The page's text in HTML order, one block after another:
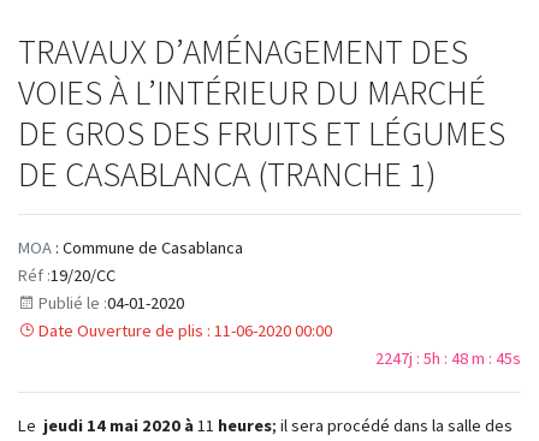
TRAVAUX D’AMÉNAGEMENT DES
VOIES À L’INTÉRIEUR DU MARCHÉ
DE GROS DES FRUITS ET LÉGUMES
DE CASABLANCA (TRANCHE 1)
MOA : Commune de Casablanca
Réf :19/20/CC
Publié le :04-01-2020
Date Ouverture de plis : 11-06-2020 00:00
2247j : 5h : 48 m : 44s
Le jeudi 14 mai 2020 à11 heures; il sera procédé dans la salle des